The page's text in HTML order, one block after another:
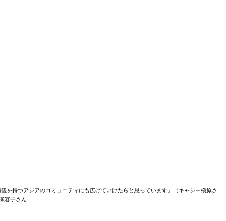
を持つアジアのコミュニティにも広げていけたらと思っています」（キャシー槇原さ
容子さん